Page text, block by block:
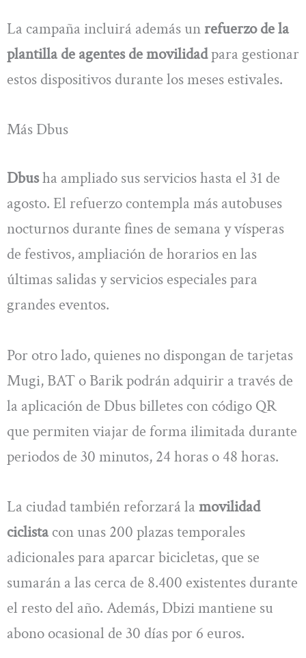
La campaña incluirá además un refuerzo de la
plantilla de agentes de movilidadpara gestionar
estos dispositivos durante los meses estivales.
Más Dbus
Dbusha ampliado sus servicios hasta el 31 de
agosto. El refuerzo contempla más autobuses
nocturnos durante fines de semana y vísperas
de festivos, ampliación de horarios en las
últimas salidas y servicios especiales para
grandes eventos.
Por otro lado, quienes no dispongan de tarjetas
Mugi, BAT o Barik podrán adquirir a través de
la aplicación de Dbus billetes con código QR
que permiten viajar de forma ilimitada durante
periodos de 30 minutos, 24 horas o 48 horas.
La ciudad también reforzará la movilidad
ciclistacon unas 200 plazas temporales
adicionales para aparcar bicicletas, que se
sumarán a las cerca de 8.400 existentes durante
el resto del año. Además, Dbizi mantiene su
abono ocasional de 30 días por 6 euros.